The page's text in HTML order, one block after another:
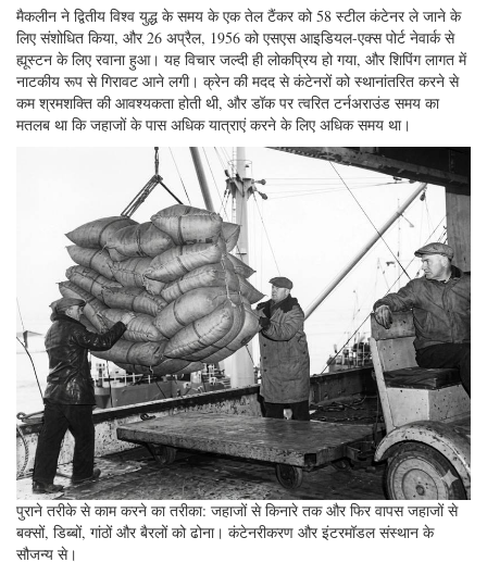
मैकलीन ने द्वितीय विश्व युद्ध के समय के एक तेल टैंकर को 58 स्टील कंटेनर ले जाने के
लिए संशोधित किया, और 26 अप्रैल, 1956 को एसएस आइडियल-एक्स पोर्ट नेवार्क से
ह्यूस्टन के लिए रवाना हुआ। यह विचार जल्दी ही लोकप्रिय हो गया, और शिपिंग लागत में
नाटकीय रूप से गिरावट आने लगी। क्रेन की मदद से कंटेनरों को स्थानांतरित करने से
कम श्रमशक्ति की आवश्यकता होती थी, और डॉक पर त्वरित टर्नअराउंड समय का
मतलब था कि जहाजों के पास अधिक यात्राएं करने के लिए अधिक समय था।
पुराने तरीके से काम करने का तरीका: जहाजों से किनारे तक और फिर वापस जहाजों से
बक्सों, डिब्बों, गांठों और बैरलों को ढोना। कंटेनरीकरण और इंटरमॉडल संस्थान के
सौजन्य से।